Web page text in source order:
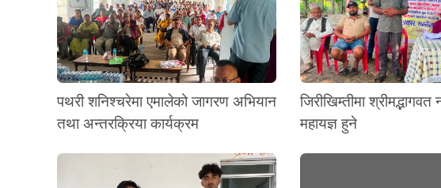
पथरी शनिश्चरेमा एमालेको जागरण अभियान
तथा अन्तरक्रिया कार्यक्रम
जिरीखिम्तीमा श्रीमद्भागवत
महायज्ञ हुने